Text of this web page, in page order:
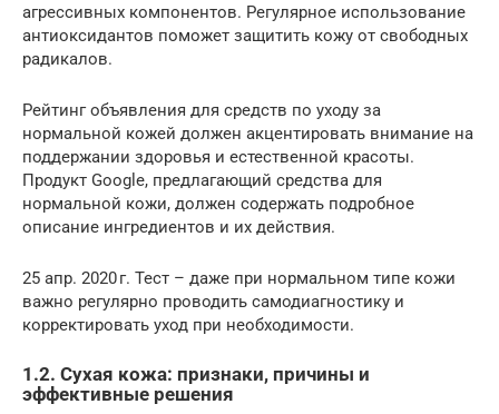
агрессивных компонентов. Регулярное использование
антиоксидантов поможет защитить кожу от свободных
радикалов.
Рейтинг объявления для средств по уходу за
нормальной кожей должен акцентировать внимание на
поддержании здоровья и естественной красоты.
Продукт Google, предлагающий средства для
нормальной кожи, должен содержать подробное
описание ингредиентов и их действия.
25 апр. 2020 г. Тест – даже при нормальном типе кожи
важно регулярно проводить самодиагностику и
корректировать уход при необходимости.
1.2. Сухая кожа: признаки, причины и
эффективные решения